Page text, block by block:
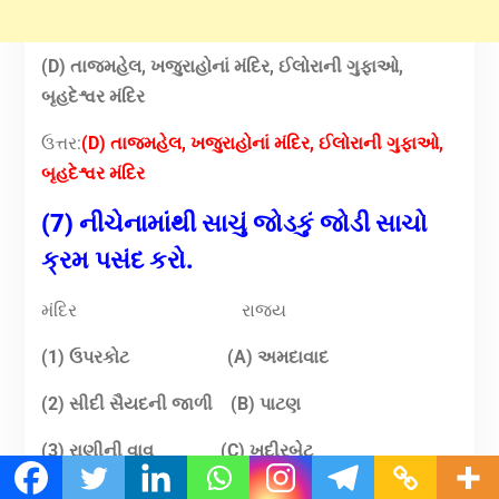
(D) તાજમહેલ, ખજુરાહોનાં મંદિર, ઈલોરાની ગુફાઓ,
બૃહદેશ્વર મંદિર
ઉત્તર:(D) તાજમહેલ, ખજુરાહોનાં મંદિર, ઈલોરાની ગુફાઓ,
બૃહદેશ્વર મંદિર
(7) નીચેનામાંથી સાચું જોડકું જોડી સાચો
ક્રમ પસંદ કરો.
મંદિર રાજય
(1) ઉપરકોટ (A) અમદાવાદ
(2) સીદી સૈયદની જાળી (B) પાટણ
(3) રાણીની વાવ (C) ખદીરબેટ